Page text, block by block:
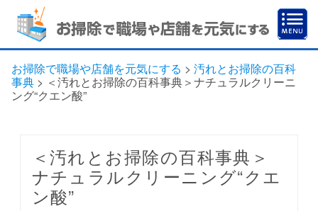
お掃除で職場や店舗を元気にする > 汚れとお掃除の百科
事典 > ＜汚れとお掃除の百科事典＞ナチュラルクリーニ
ング“クエン酸”
＜汚れとお掃除の百科事典＞
ナチュラルクリーニング“クエ
ン酸”